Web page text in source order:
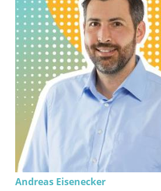
Andreas Eisenecker